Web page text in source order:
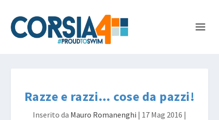
Razze e razzi… cose da pazzi!
Inserito da Mauro Romanenghi | 17 Mag 2016 |